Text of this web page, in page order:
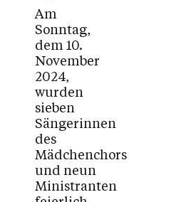
Am
Sonntag,
dem 10.
November
2024,
wurden
sieben
Sängerinnen
des
Mädchenchors
und neun
Ministranten